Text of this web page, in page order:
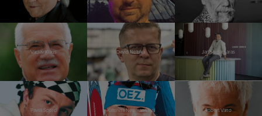
Václav Klaus David Netuka Jannis Samaras
Pavel Šporcl Kateřina Neumannová Robert Vano